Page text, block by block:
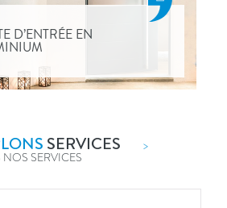
D’ENTRÉE EN
SERVICES
>
NOS SERVICES